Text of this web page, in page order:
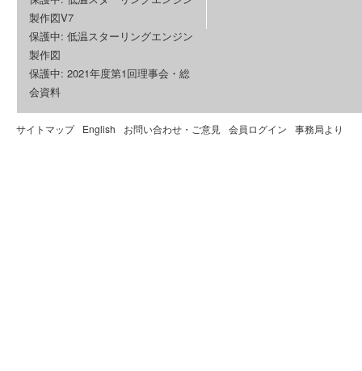
製作図V7
保護中: 低温スターリングエンジン
製作図
保護中: 2021年度第1回理事会・総
会資料
サイトマップ English お問い合わせ・ご意見 会員ログイン 事務局より